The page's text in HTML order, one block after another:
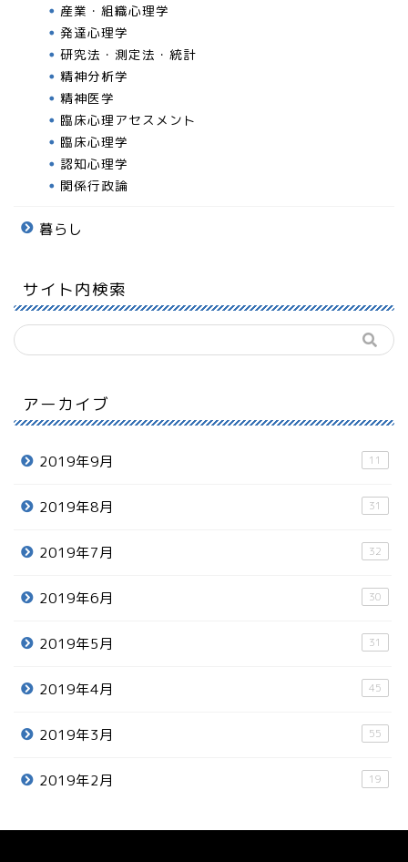
産業・組織心理学
発達心理学
研究法・測定法・統計
精神分析学
精神医学
臨床心理アセスメント
臨床心理学
認知心理学
関係行政論
暮らし
サイト内検索
アーカイブ
2019年9月 11
2019年8月 31
2019年7月 32
2019年6月 30
2019年5月 31
2019年4月 45
2019年3月 55
2019年2月 19